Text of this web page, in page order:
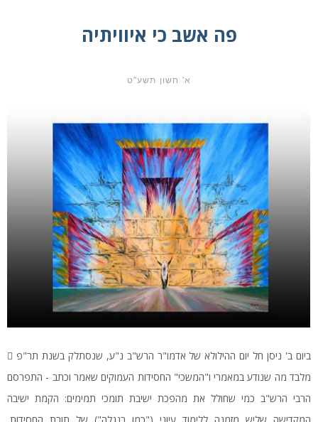
פה אשב כי איוויתיה
א' חשון תשע"ט
ביום ב' ניסן חל יום ההילולא של אדמו"ר הרש"ב נ"ע, שנסתלק בשנת תר"פ 
מלבד מה שנודע במאמרי ו"המשכי" החסידות העמוקים שאמר וכתב - התפרסם
הרבי הרש"ב כמי שחולל את מהפכת ישיבת תומכי תמימים: הקמת ישיבה